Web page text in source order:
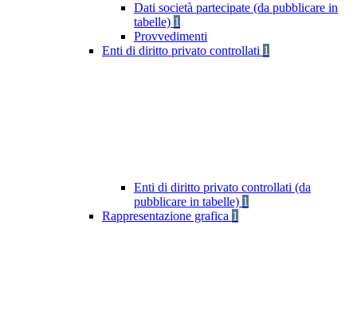
Dati società partecipate (da pubblicare in
tabelle) 1
Provvedimenti
Enti di diritto privato controllati 1
Enti di diritto privato controllati (da
pubblicare in tabelle) 1
Rappresentazione grafica 1